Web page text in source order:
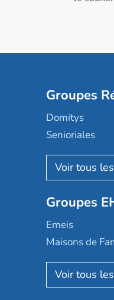
Groupes
Domitys
Senioriales
Nohée
Les
Mobicap
Domusvi
Happy Senior
Aquarelia
Nexity edenea
Groupes
Emeis
Maisons de
Korian
Emera